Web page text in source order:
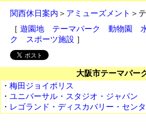
関西休日案内 ＞ アミューズメント ＞
［ 遊園地 テーマパーク 動物園
ク
スポーツ施設 ］
大阪市テーマパー
・ 梅田ジョイポリス
・ ユニバーサル・スタジオ・ジャパン
・ レゴランド・ディスカバリー・セン